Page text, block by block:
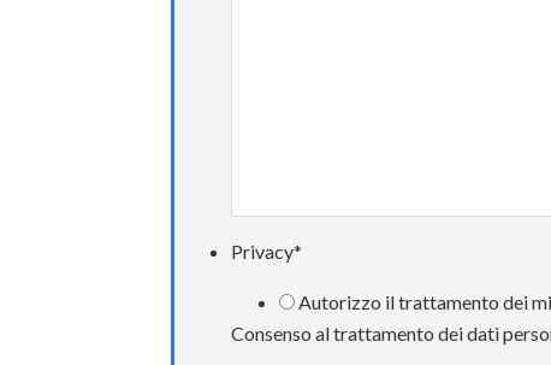
Privacy*
Autorizzo il trattamento dei
Consenso al trattamento dei dati